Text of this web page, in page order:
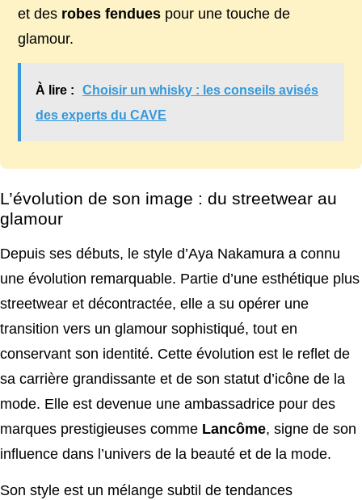
et des robes fendues pour une touche de
glamour.
À lire :
Choisir un whisky : les conseils avisés
des experts du CAVE
L’évolution de son image : du streetwear au
glamour
Depuis ses débuts, le style d’Aya Nakamura a connu
une évolution remarquable. Partie d’une esthétique plus
streetwear et décontractée, elle a su opérer une
transition vers un glamour sophistiqué, tout en
conservant son identité. Cette évolution est le reflet de
sa carrière grandissante et de son statut d’icône de la
mode. Elle est devenue une ambassadrice pour des
marques prestigieuses comme Lancôme, signe de son
influence dans l’univers de la beauté et de la mode.
Son style est un mélange subtil de tendances